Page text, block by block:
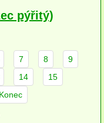
pýřitý)
7 8
9
14
15
Konec